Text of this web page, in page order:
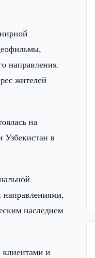
направления.
жителей
на
Узбекистан в
направлениями,
наследием
и